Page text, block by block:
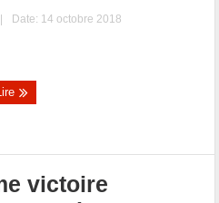
| Date: 14 octobre 2018
victoire